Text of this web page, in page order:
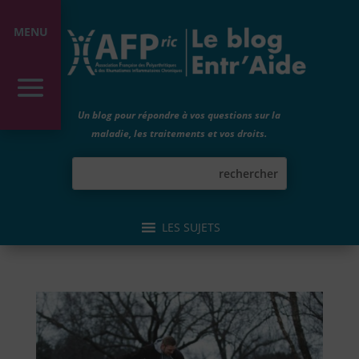
Un blog pour répondre à vos questions sur la
maladie, les traitements et vos droits.
LES SUJETS
MENU